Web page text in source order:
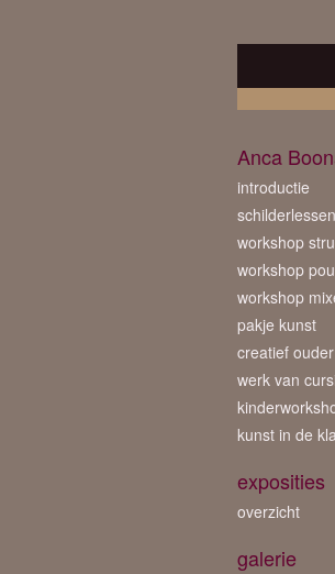
Anca
introductie
schilderlessen
workshop
workshop
workshop
pakje kunst
creatief ouder
werk van
kunst in de
exposities
overzicht
galerie